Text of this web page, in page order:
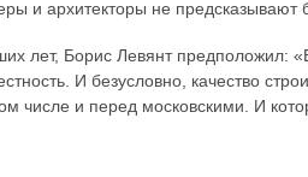
и архитекторы не предсказывают
лет, Борис Левянт предположил:
И безусловно, качество
числе и перед московскими. И